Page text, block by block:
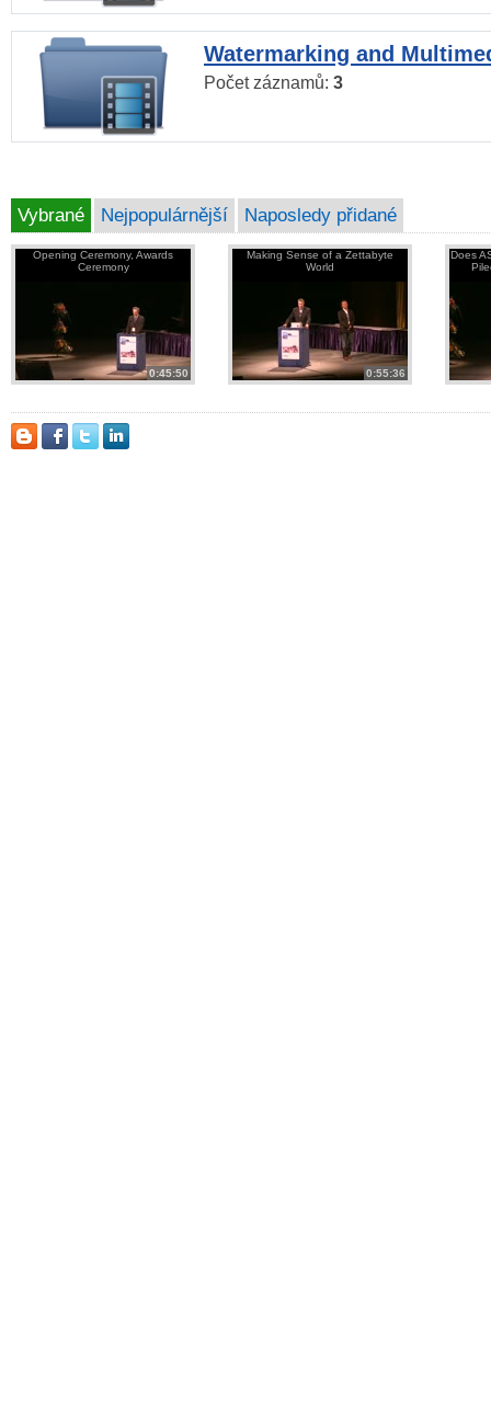
Watermarking and
Počet záznamů: 3
Vybrané Nejpopulárnější Naposledy přidané
Opening Ceremony, Awards
Ceremony
0:45:50
Making Sense of a Zettabyte
World
0:55:36
Does